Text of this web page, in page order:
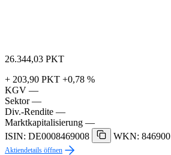
26.344,03 PKT
+ 203,90 PKT +0,78 %
KGV —
Sektor —
Div.-Rendite —
Marktkapitalisierung —
ISIN: DE0008469008
WKN: 846900
Aktiendetails öffnen